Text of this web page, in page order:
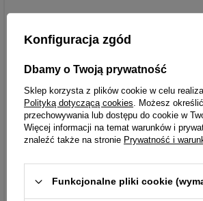
Konfiguracja zgód
Dbamy o Twoją prywatność
Sklep korzysta z plików cookie w celu
Polityką dotyczącą cookies. Możesz
przechowywania lub dostępu do cookie w
Więcej informacji na temat warunków i
znaleźć także na stronie Prywatność i
Funkcjonalne pliki cookie